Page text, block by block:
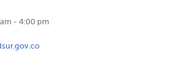
- 4:00 pm